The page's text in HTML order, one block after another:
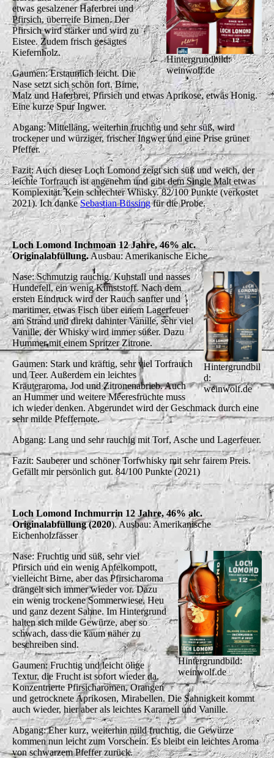
Hintergrundbild:
weinwolf.de
etwas gesalzener Haferbrei und
Pfirsich, überreife Birnen. Der
Pfirsich wird stärker und wird zu
Eistee. Zudem frisch gesägtes
Kiefernholz.
Gaumen: Erstaunlich leicht. Die
Nase setzt sich schön fort. Birne,
Malz und Haferbrei, Pfirsich und etwas Aprikose, etwas Honig.
Eine kurze Spur Ingwer.
Abgang: Mittellang, weiterhin fruchtig und sehr süß, wird
trockener und würziger, frischer Ingwer und eine Prise grüner
Pfeffer.
Fazit: Auch dieser Loch Lomond zeigt sich süß und weich, der
leichte Torfrauch ist angenehm und gibt dem Single Malt etwas
Komplexität. Kein schlechter Whisky. 82/100 Punkte (verkostet
2021). Ich dankeSebastian Büssingfür die Probe.
Loch Lomond Inchmoan 12 Jahre, 46% alc.
Originalabfüllung.Ausbau: Amerikanische Eiche
Hintergrundbil
d:
weinwolf.de
Nase: Schmutzig rauchig. Kuhstall und nasses
Hundefell, ein wenig Kunststoff. Nach dem
ersten Eindruck wird der Rauch sanfter und
maritimer, etwas Fisch über einem Lagerfeuer
am Strand und direkt dahinter Vanille, sehr viel
Vanille, der Whisky wird immer süßer. Dazu
Hummer mit einem Spritzer Zitrone.
Gaumen: Stark und kräftig, sehr viel Torfrauch
und Teer. Außerdem ein leichtes
Kräuteraroma, Jod und Zitronenabrieb. Auch
an Hummer und weitere Meeresfrüchte muss
ich wieder denken. Abgerundet wird der Geschmack durch eine
sehr milde Pfeffernote.
Abgang: Lang und sehr rauchig mit Torf, Asche und Lagerfeuer.
Fazit: Sauberer und schöner Torfwhisky mit sehr fairem Preis.
Gefällt mir persönlich gut. 84/100 Punkte (2021)
Loch Lomond Inchmurrin 12 Jahre, 46% alc.
Originalabfüllung (2020). Ausbau: Amerikanische
Eichenholzfässer
Hintergrundbild:
weinwolf.de
Nase: Fruchtig und süß, sehr viel
Pfirsich und ein wenig Apfelkompott,
vielleicht Birne, aber das Pfirsicharoma
drängelt sich immer wieder vor. Dazu
ein wenig trockene Sommerwiese, Heu
und ganz dezent Sahne. Im Hintergrund
halten sich milde Gewürze, aber so
schwach, dass die kaum näher zu
beschreiben sind.
Gaumen: Fruchtig und leicht ölige
Textur, die Frucht ist sofort wieder da.
Konzentrierte Pfirsicharomen, Orangen
und getrocknete Aprikosen, Mirabellen. Die Sahnigkeit kommt
auch wieder, hier aber als leichtes Karamell und Vanille.
Abgang: Eher kurz, weiterhin mild fruchtig, die Gewürze
kommen nun leicht zum Vorschein. Es bleibt ein leichtes Aroma
von schwarzem Pfeffer zurück.